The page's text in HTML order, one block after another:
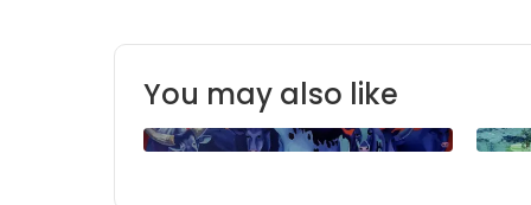
You may also like